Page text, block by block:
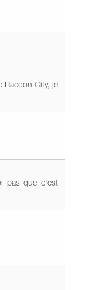
Racoon City, je
pas que c'est